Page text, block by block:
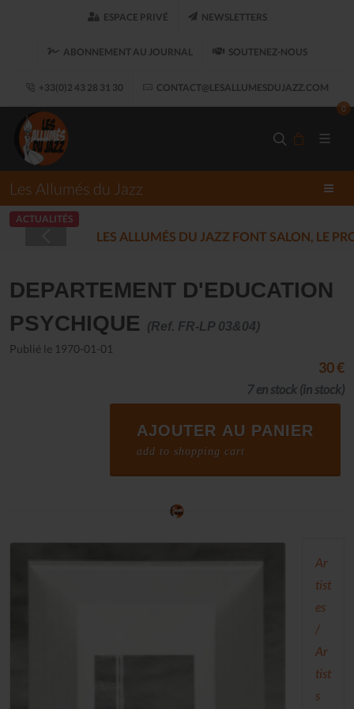
ESPACE PRIVÉ NEWSLETTERS
ABONNEMENT AU JOURNAL SOUTENEZ-NOUS
+33(0)2 43 28 31 30 CONTACT@LESALLUMESDUJAZZ.COM
0
Les Allumés du Jazz
ACTUALITÉS
LES ALLUMÉS DU JAZZ FONT SALON, LE
DEPARTEMENT D'EDUCATION
PSYCHIQUE
(Ref. FR-LP 03&04)
Publié le 1970-01-01
30 €
7 en stock (in stock)
AJOUTER AU PANIER
add to shopping cart
Ar
tist
es
/
Ar
tist
s